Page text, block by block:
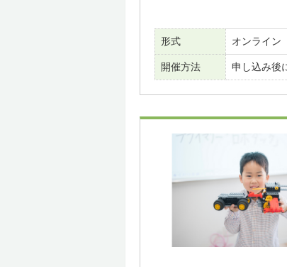
形式 オンライン
開催方法 申し込み後